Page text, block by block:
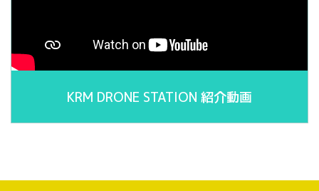
KRM DRONE STATION 紹介動画